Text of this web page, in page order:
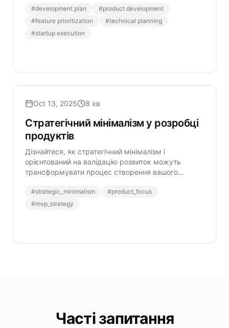
планування.
#development plan #product development
#feature prioritization #technical planning
#startup execution
Oct 13, 2025 8 хв
Стратегічний мінімалізм у розробці
продуктів
Дізнайтеся, як стратегічний мінімалізм і
орієнтований на валідацію розвиток можуть
трансформувати процес створення вашого
підвищити задоволеність користувачів завдяки
цілеспрямованим рішенням.
#strategic_minimalism #product_focus
#mvp_strategy
Часті запитання